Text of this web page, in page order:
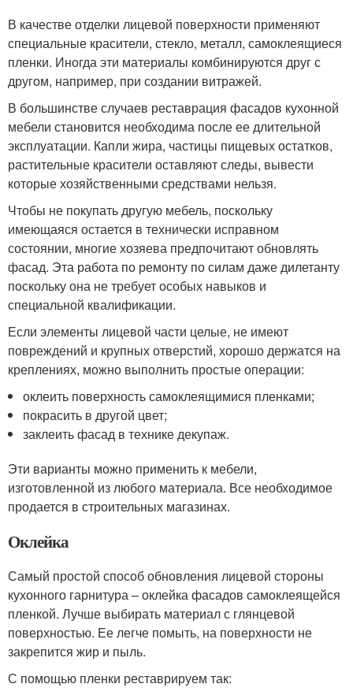
В качестве отделки лицевой поверхности применяют
специальные красители, стекло, металл, самоклеящиеся
пленки. Иногда эти материалы комбинируются друг с
другом, например, при создании витражей.
В большинстве случаев реставрация фасадов кухонной
мебели становится необходима после ее длительной
эксплуатации. Капли жира, частицы пищевых остатков,
растительные красители оставляют следы, вывести
которые хозяйственными средствами нельзя.
Чтобы не покупать другую мебель, поскольку
имеющаяся остается в технически исправном
состоянии, многие хозяева предпочитают обновлять
фасад. Эта работа по ремонту по силам даже дилетанту
поскольку она не требует особых навыков и
специальной квалификации.
Если элементы лицевой части целые, не имеют
повреждений и крупных отверстий, хорошо держатся на
креплениях, можно выполнить простые операции:
оклеить поверхность самоклеящимися пленками;
покрасить в другой цвет;
заклеить фасад в технике декупаж.
Эти варианты можно применить к мебели,
изготовленной из любого материала. Все необходимое
продается в строительных магазинах.
Оклейка
Самый простой способ обновления лицевой стороны
кухонного гарнитура – оклейка фасадов самоклеящейся
пленкой. Лучше выбирать материал с глянцевой
поверхностью. Ее легче помыть, на поверхности не
закрепится жир и пыль.
С помощью пленки реставрируем так: